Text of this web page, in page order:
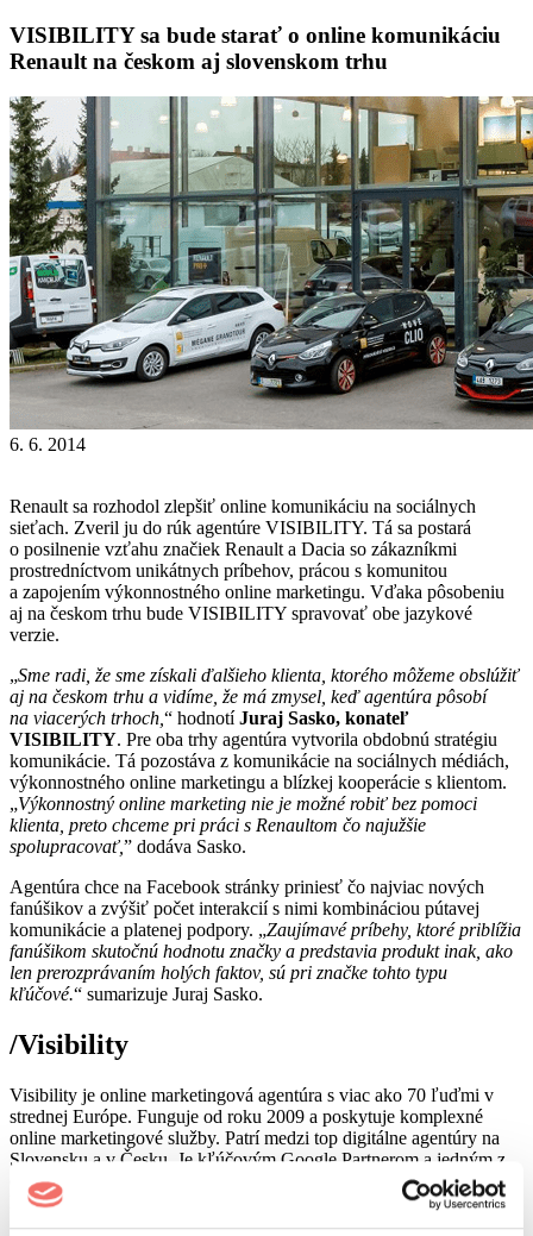
VISIBILITY sa bude starať o online komunikáciu
Renault na českom aj slovenskom trhu
6. 6. 2014
Renault sa rozhodol zlepšiť online komunikáciu na sociálnych
sieťach. Zveril ju do rúk agentúre VISIBILITY. Tá sa postará
o posilnenie vzťahu značiek Renault a Dacia so zákazníkmi
prostredníctvom unikátnych príbehov, prácou s komunitou
a zapojením výkonnostného online marketingu. Vďaka pôsobeniu
aj na českom trhu bude VISIBILITY spravovať obe jazykové
verzie.
„Sme radi, že sme získali ďalšieho klienta, ktorého môžeme obslúžiť
aj na českom trhu a vidíme, že má zmysel, keď agentúra pôsobí
na viacerých trhoch, “ hodnotíJuraj Sasko, konateľ
VISIBILITY. Pre oba trhy agentúra vytvorila obdobnú stratégiu
komunikácie. Tá pozostáva z komunikácie na sociálnych médiách,
výkonnostného online marketingu a blízkej kooperácie s klientom.
„Výkonnostný online marketing nie je možné robiť bez pomoci
klienta, preto chceme pri práci s Renaultom čo najužšie
spolupracovať,” dodáva Sasko.
Agentúra chce na Facebook stránky priniesť čo najviac nových
fanúšikov a zvýšiť počet interakcií s nimi kombináciou pútavej
komunikácie a platenej podpory. „Zaujímavé príbehy, ktoré priblížia
fanúšikom skutočnú hodnotu značky a predstavia produkt inak, ako
len prerozprávaním holých faktov, sú pri značke tohto typu
kľúčové.“ sumarizuje Juraj Sasko.
/Visibility
Visibility je online marketingová agentúra s viac ako 70 ľuďmi v
strednej Európe. Funguje od roku 2009 a poskytuje komplexné
online marketingové služby. Patrí medzi top digitálne agentúry na
Slovensku a v Česku. Je kľúčovým Google Partnerom a jedným z
členov CommUnity International a európskeho združenia agentúr
Everywhere Network.